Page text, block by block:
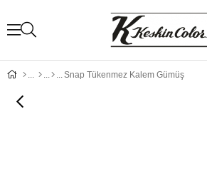
Snap Tükenmez Kalem Gümüş